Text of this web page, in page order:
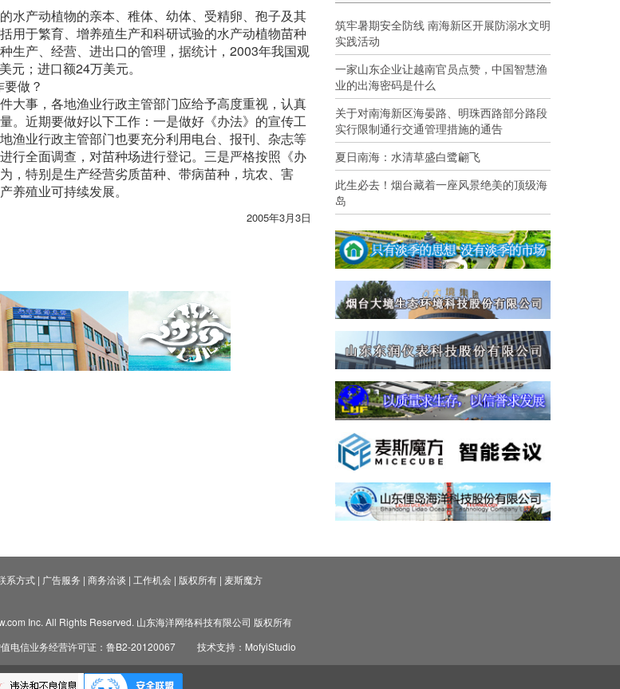
水产动植物的亲本、稚体、幼体、受精卵、孢子及其
用于繁育、增养殖生产和科研试验的水产动植物苗种
生产、经营、进出口的管理，据统计，2003年我国观
；进口额24万美元。
做？
大事，各地渔业行政主管部门应给予高度重视，认真
。近期要做好以下工作：一是做好《办法》的宣传工
渔业行政主管部门也要充分利用电台、报刊、杂志等
行全面调查，对苗种场进行登记。三是严格按照《办
，特别是生产经营劣质苗种、带病苗种，坑农、害
养殖业可持续发展。
2005年3月3日
筑牢暑期安全防线 南海新区开展防溺水文明
实践活动
一家山东企业让越南官员点赞，中国智慧渔
业的出海密码是什么
关于对南海新区海晏路、明珠西路部分路段
实行限制通行交通管理措施的通告
夏日南海：水清草盛白鹭翩飞
此生必去！烟台藏着一座风景绝美的顶级海
岛
系方式| 广告服务 | 商务洽谈 | 工作机会| 版权所有| 麦斯魔方
Inc. All Rights Reserved. 山东海洋网络科技有限公司 版权所有
电信业务经营许可证：鲁B2-20120067 技术支持：MofyiStudio